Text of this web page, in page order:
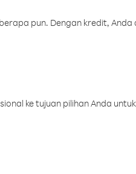
pun. Dengan kredit,
ke tujuan pilihan Anda